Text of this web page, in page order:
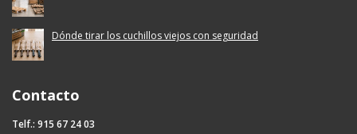
Dónde tirar los cuchillos viejos con seguridad
Contacto
Telf.: 915 67 24 03